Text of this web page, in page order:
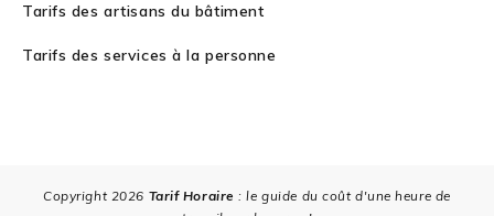
Tarifs des artisans du bâtiment
Tarifs des services à la personne
Copyright 2026 Tarif Horaire : le guide du coût d'une heure de